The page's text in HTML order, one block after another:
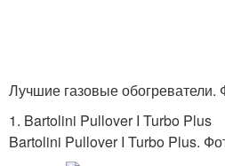
Лучшие газовые обогреватели.
1. Bartolini Pullover I Turbo Plus
Bartolini Pullover I Turbo Plus.